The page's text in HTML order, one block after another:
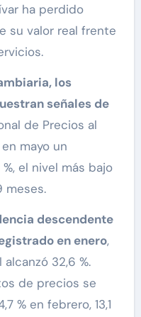
ha perdido
su valor real frente
los
señales de
de Precios al
mayo un
el nivel más bajo
meses.
descendente
en enero,
32,6 %.
de precios se
% en febrero, 13,1